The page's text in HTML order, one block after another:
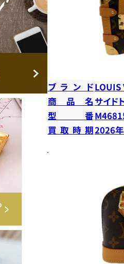
ブランドLOUIS
商品名 サイド
型番
買取時期2026